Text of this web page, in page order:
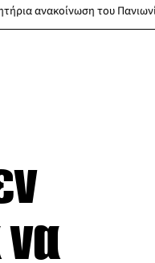
του Πανιωνίου για την